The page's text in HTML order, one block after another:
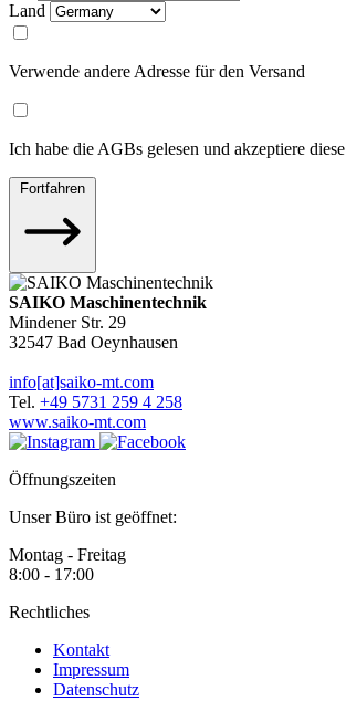
Land
Verwende andere Adresse für den Versand
Ich habe die AGBs gelesen und akzeptiere diese
Fortfahren
SAIKO Maschinentechnik
Mindener Str. 29
32547 Bad Oeynhausen
info[at]saiko-mt.com
Tel. +49 5731 259 4 258
www.saiko-mt.com
Öffnungszeiten
Unser Büro ist geöffnet:
Montag - Freitag
8:00 - 17:00
Rechtliches
Kontakt
Impressum
Datenschutz